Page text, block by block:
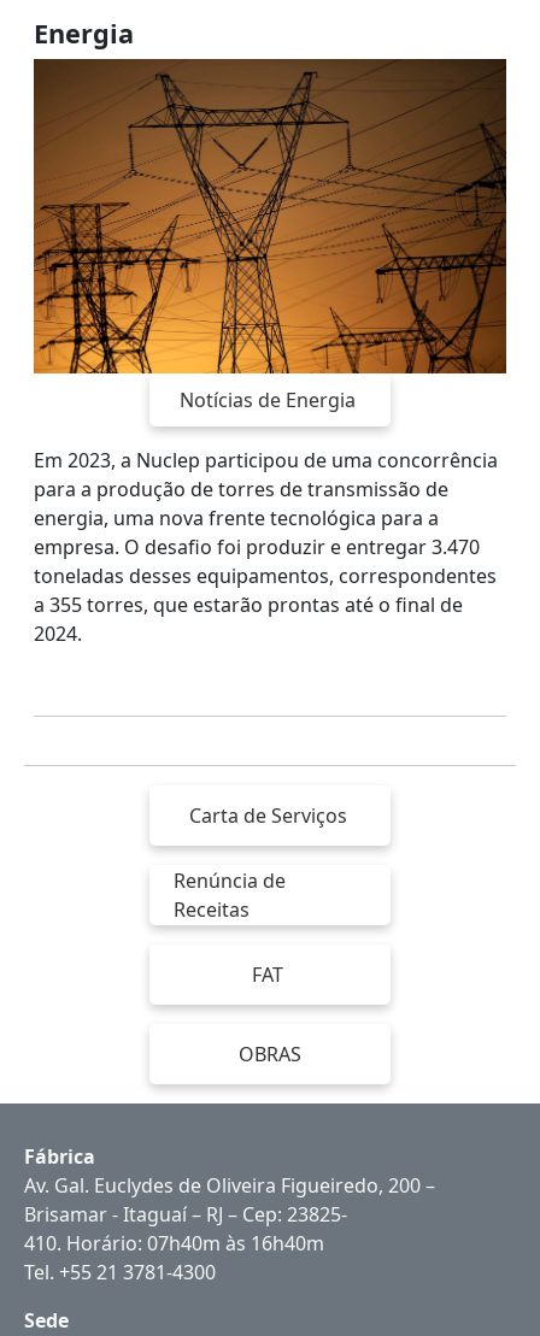
Energia
Notícias de Energia
Em 2023, a Nuclep participou de uma concorrência
para a produção de torres de transmissão de
energia, uma nova frente tecnológica para a
empresa. O desafio foi produzir e entregar 3.470
toneladas desses equipamentos, correspondentes
a 355 torres, que estarão prontas até o final de
2024.
Carta de Serviços
Renúncia de
Receitas
FAT
OBRAS
Fábrica
Av. Gal. Euclydes de Oliveira Figueiredo, 200 –
Brisamar - Itaguaí – RJ – Cep: 23825-
410. Horário: 07h40m às 16h40m
Tel. +55 21 3781-4300
Sede